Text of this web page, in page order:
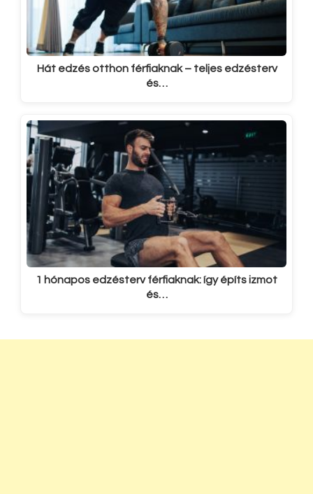
Hát edzés otthon férfiaknak – teljes edzésterv
és…
1 hónapos edzésterv férfiaknak: így építs izmot
és…